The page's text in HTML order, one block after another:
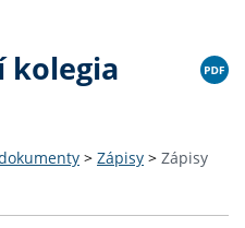
kolegia
> Zápisy > Zápisy